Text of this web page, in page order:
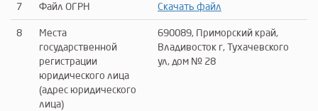
7 Файл ОГРН Скачать файл
8
Места
государственной
регистрации
юридического лица
(адрес юридического
лица)
690089, Приморский край,
Владивосток г, Тухачевского
ул, дом № 28